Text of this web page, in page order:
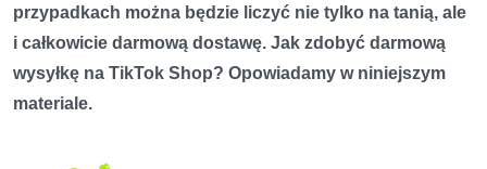
przypadkach można będzie liczyć nie tylko na tanią, ale
i całkowicie darmową dostawę. Jak zdobyć darmową
wysyłkę na TikTok Shop? Opowiadamy w niniejszym
materiale.